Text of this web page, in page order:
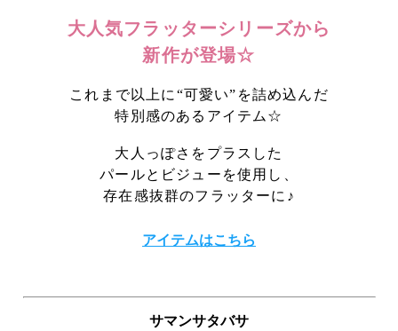
大人気フラッターシリーズから
新作が登場☆
これまで以上に“可愛い”を詰め込んだ
特別感のあるアイテム☆
大人っぽさをプラスした
パールとビジューを使用し、
存在感抜群のフラッターに♪
アイテムはこちら
サマンサタバサ